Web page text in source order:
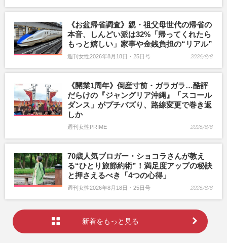
《お盆帰省調査》親・祖父母世代の帰省の
本音、しんどい派は32%「帰ってくれたら
もっと嬉しい」家事や金銭負担の“リアル”
週刊女性2026年8月18日・25日号 2026/8/8
《開業1周年》倒産寸前・ガラガラ…酷評
だらけの『ジャングリア沖縄』「スコール
ダンス」がプチバズり、路線変更で巻き返
しか
週刊女性PRIME 2026/8/8
70歳人気ブロガー・ショコラさんが教え
る“ひとり旅節約術”！満足度アップの秘訣
と押さえるべき「4つの心得」
週刊女性2026年8月18日・25日号 2026/8/8
新着をもっと見る